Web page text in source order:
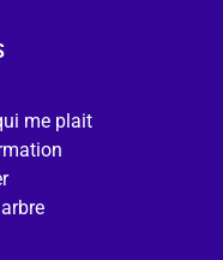
me plait